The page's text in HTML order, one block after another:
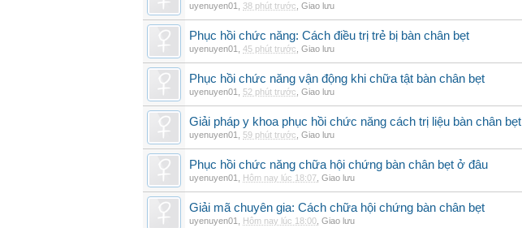
uyenuyen01 38 phút trước Giao lưu
Phục hồi chức năng: Cách điều trị trẻ bị bàn chân bẹt
uyenuyen01 45 phút trước Giao lưu
Phục hồi chức năng vận động khi chữa tật bàn chân bẹt
uyenuyen01 52 phút trước Giao lưu
Giải pháp y khoa phục hồi chức năng cách trị liệu bàn chân bẹt
uyenuyen01 59 phút trước Giao lưu
Phục hồi chức năng chữa hội chứng bàn chân bẹt ở đâu
uyenuyen01 Hôm nay lúc 18:07 Giao lưu
Giải mã chuyên gia: Cách chữa hội chứng bàn chân bẹt
uyenuyen01 Hôm nay lúc 18:00 Giao lưu